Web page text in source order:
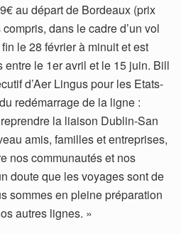
au départ de Bordeaux (prix
dans le cadre d’un vol
le 28 février à minuit et est
le 1er avril et le 15 juin. Bill
d’Aer Lingus pour les Etats-
redémarrage de la ligne :
la liaison Dublin-San
amis, familles et entreprises,
nos communautés et nos
doute que les voyages sont de
sommes en pleine préparation
autres lignes. »